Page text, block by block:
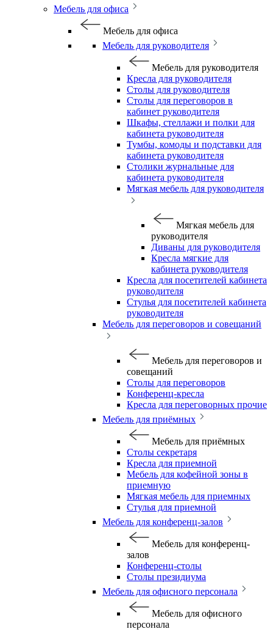
Мебель для офиса
Мебель для офиса
Мебель для руководителя
Мебель для руководителя
Кресла для руководителя
Столы для руководителя
Столы для переговоров в
кабинет руководителя
Шкафы, стеллажи и полки для
кабинета руководителя
Тумбы, комоды и подставки для
кабинета руководителя
Столики журнальные для
кабинета руководителя
Мягкая мебель для руководителя
Мягкая мебель для
руководителя
Диваны для руководителя
Кресла мягкие для
кабинета руководителя
Кресла для посетителей кабинета
руководителя
Стулья для посетителей кабинета
руководителя
Мебель для переговоров и совещаний
Мебель для переговоров и
совещаний
Столы для переговоров
Конференц-кресла
Кресла для переговорных прочие
Мебель для приёмных
Мебель для приёмных
Столы секретаря
Кресла для приемной
Мебель для кофейной зоны в
приемную
Мягкая мебель для приемных
Стулья для приемной
Мебель для конференц-залов
Мебель для конференц-
залов
Конференц-столы
Столы президиума
Мебель для офисного персонала
Мебель для офисного
персонала